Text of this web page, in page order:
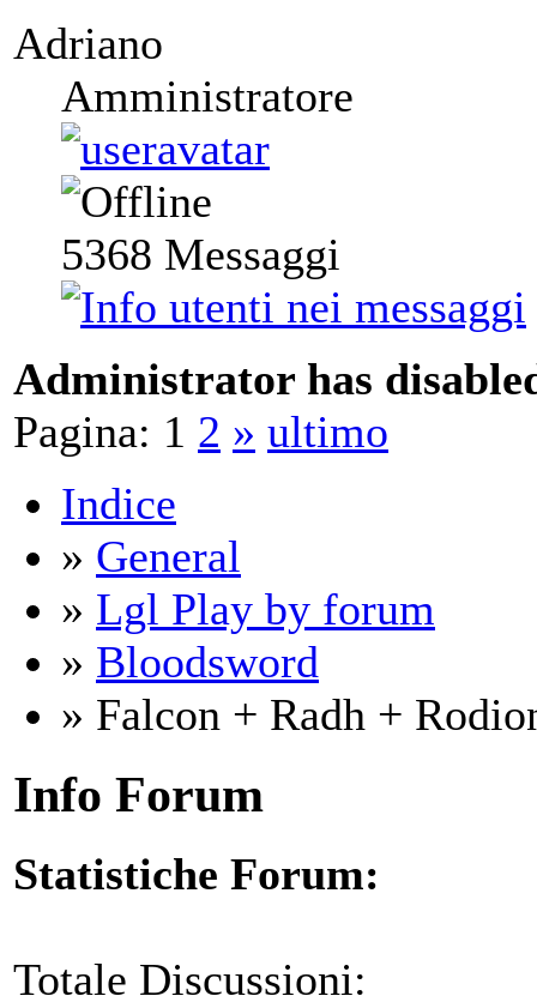
Adriano
Amministratore
5368 Messaggi
Administrator has
Pagina: 1 2 » ultimo
Indice
» General
» Lgl Play by forum
» Bloodsword
» Falcon + Radh +
Info Forum
Statistiche Forum:
Totale Discussioni: